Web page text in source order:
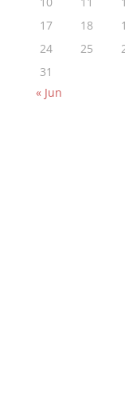
17
18
24
25
31
« Jun